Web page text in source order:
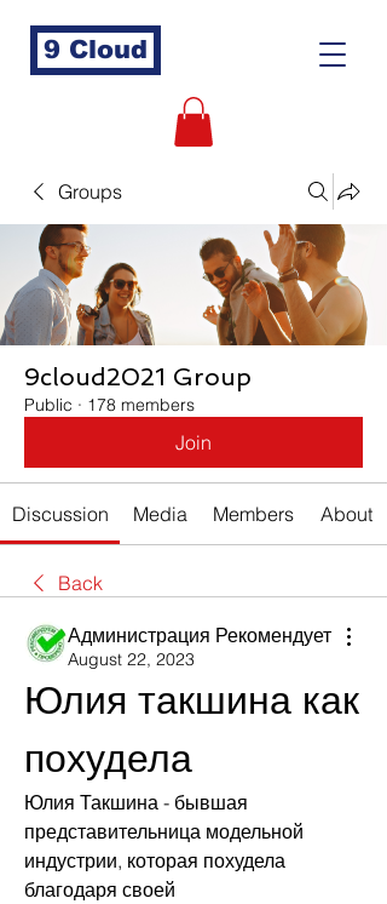
9 Cloud
Groups
9cloud2021 Group
Public · 178 members
Join
Discussion Media Members About
Back
Администрация Рекомендует
August 22, 2023
Юлия такшина как
похудела
Юлия Такшина - бывшая
представительница модельной
индустрии, которая похудела
благодаря своей